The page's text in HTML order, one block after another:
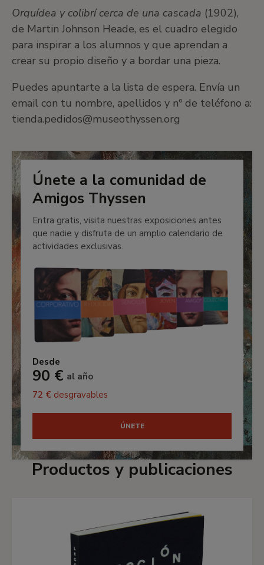
Orquídea y colibrí cerca de una cascada (1902),
de Martin Johnson Heade, es el cuadro elegido
para inspirar a los alumnos y que aprendan a
crear su propio diseño y a bordar una pieza.
Puedes apuntarte a la lista de espera. Envía un
email con tu nombre, apellidos y nº de teléfono a:
tienda.pedidos@museothyssen.org
Únete a la comunidad de
Amigos Thyssen
Entra gratis, visita nuestras exposiciones antes
que nadie y disfruta de un amplio calendario de
actividades exclusivas.
Desde
90 € al año
72 € desgravables
ÚNETE
Productos y publicaciones